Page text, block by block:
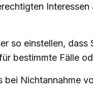
so einstellen,
bestimmte Fälle
bei Nichtannahme